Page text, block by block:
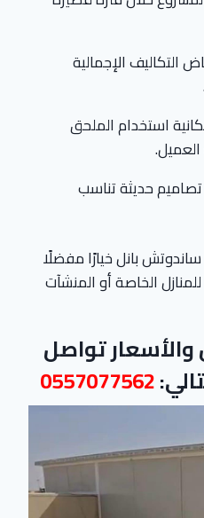
التكاليف الإجمالية
استخدام الملحق
حديثة تناسب
بانل خيارًا مفضلًا
الخاصة أو المنشآت
تواصل
0557077562